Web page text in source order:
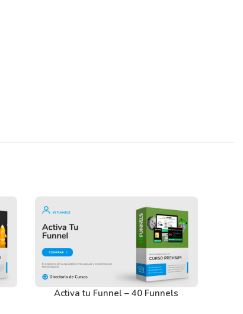
Activa tu Funnel – 40 Funnels